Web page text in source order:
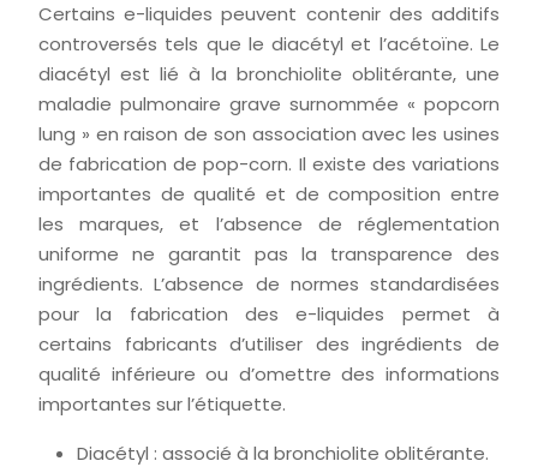
Certains e-liquides peuvent contenir des additifs
controversés tels que le diacétyl et l’acétoïne. Le
diacétyl est lié à la bronchiolite oblitérante, une
maladie pulmonaire grave surnommée « popcorn
lung » en raison de son association avec les usines
de fabrication de pop-corn. Il existe des variations
importantes de qualité et de composition entre
les marques, et l’absence de réglementation
uniforme ne garantit pas la transparence des
ingrédients. L’absence de normes standardisées
pour la fabrication des e-liquides permet à
certains fabricants d’utiliser des ingrédients de
qualité inférieure ou d’omettre des informations
importantes sur l’étiquette.
Diacétyl : associé à la bronchiolite oblitérante.